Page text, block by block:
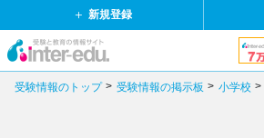
新規登録
受験情報のトップ 受験情報の掲示板 小学校